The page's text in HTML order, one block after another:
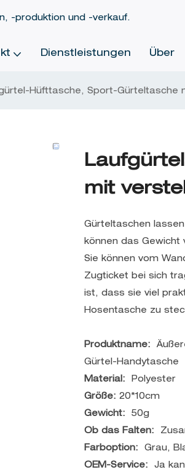
-produktion und -verkauf.
Dienstleistungen Über
Hüfttasche, Sport-Gürteltasche
mit
Gürteltaschen
können das
Sie können vom
Zugticket bei sich
ist, dass sie viel
Hosentasche zu
Produktname:
Gürtel-Handytasche
Material:
Polyester
Größe: 20*10cm
Gewicht:
50g
Ob das Falten:
Farboption:
Grau,
OEM-Service:
Ja